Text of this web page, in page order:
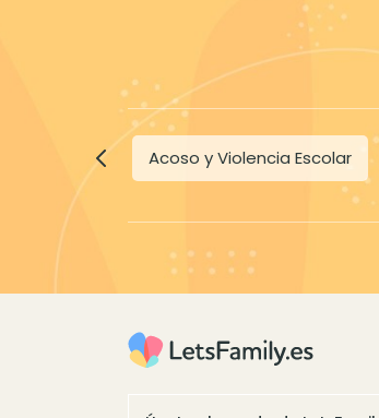
Acoso y Violencia Escolar